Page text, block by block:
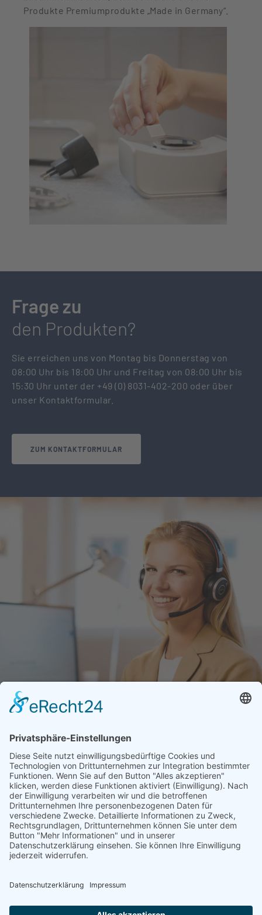
Produkte Premiumprodukte „Made in Germany“.
Frage zu
den Produkten?
Sie erreichen uns von Montag bis Donnerstag von
08:00 Uhr bis 18:00 Uhr und Freitag von 08:00 Uhr bis
15:30 Uhr unter der +49 (0) 8031-402-200 oder über
unser Kontaktformular.
ZUM KONTAKTFORMULAR
memon
Partner